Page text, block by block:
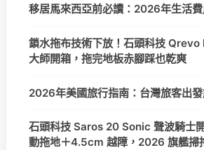
移居馬來西亞前必讀：2026年生活
鎖水拖布技術下放！石頭科技
大師開箱，拖完地板赤腳踩也乾爽
2026年美國旅行指南：台灣旅客出
石頭科技 Saros 20 Sonic 聲波騎士
動拖地＋4.5cm 越障，2026 旗艦掃